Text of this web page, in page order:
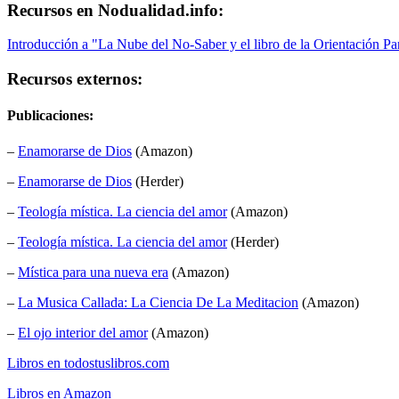
Recursos en Nodualidad.info:
Introducción a "La Nube del No-Saber y el libro de la Orientación
Recursos externos:
Publicaciones:
– Enamorarse de Dios (Amazon)
– Enamorarse de Dios (Herder)
– Teología mística. La ciencia del amor (Amazon)
– Teología mística. La ciencia del amor (Herder)
– Mística para una nueva era (Amazon)
– La Musica Callada: La Ciencia De La Meditacion (Amazon)
– El ojo interior del amor (Amazon)
Libros en todostuslibros.com
Libros en Amazon